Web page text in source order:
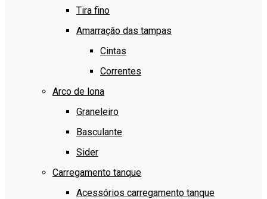
Tira fino
Amarração das tampas
Cintas
Correntes
Arco de lona
Graneleiro
Basculante
Sider
Carregamento tanque
Acessórios carregamento tanque